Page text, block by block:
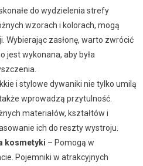
do wydzielenia strefy
wzorach i kolorach, mogą
Wybierając zasłonę, warto zwrócić
jest wykonana, aby była
i stylowe dywaniki nie tylko umilą
wprowadzą przytulność.
materiałów, kształtów i
ich do reszty wystroju.
kosmetyki – Pomogą w
Pojemniki w atrakcyjnych